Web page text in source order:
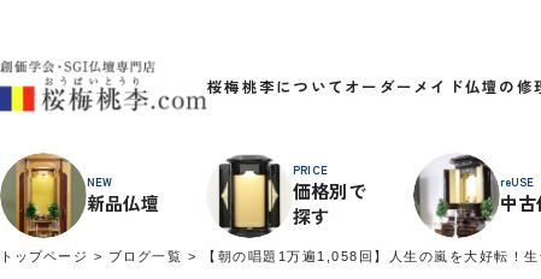
桜梅桃李について オーダーメイド仏壇の修
NEW
新品仏壇
PRICE
価格別で
探す
reUSE
中古
トップページ ブログ一覧 【朝の唱題1万遍1,058回】人生の嵐を大好転！